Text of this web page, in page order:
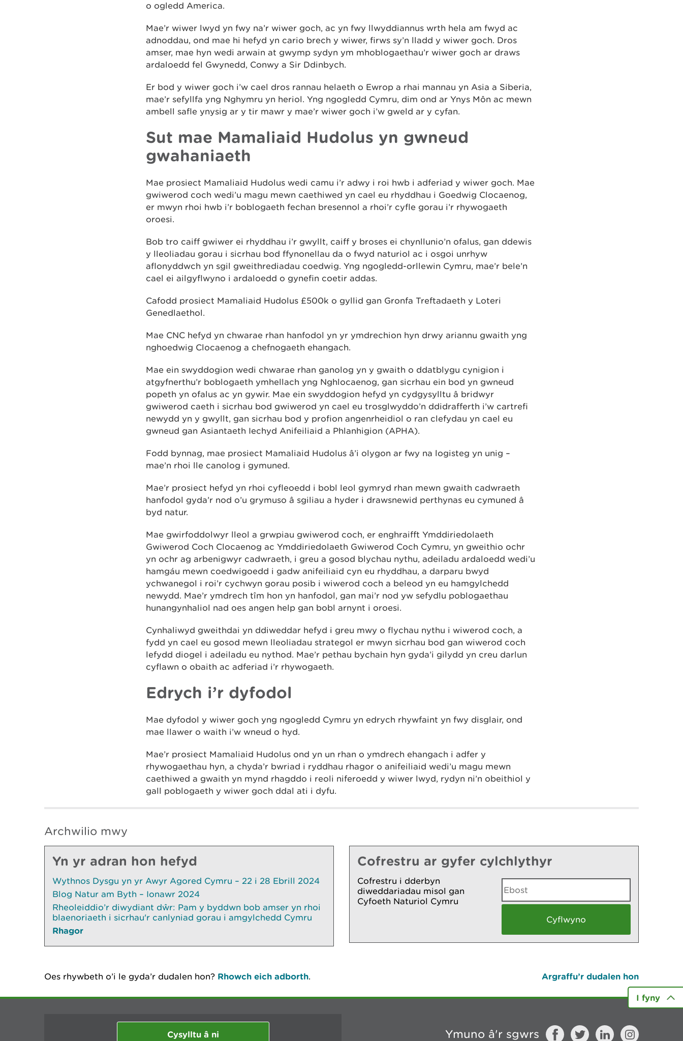
o ogledd America.
Mae’r wiwer lwyd yn fwy na’r wiwer goch, ac yn fwy llwyddiannus wrth hela am fwyd ac
adnoddau, ond mae hi hefyd yn cario brech y wiwer, firws sy’n lladd y wiwer goch. Dros
amser, mae hyn wedi arwain at gwymp sydyn ym mhoblogaethau’r wiwer goch ar draws
ardaloedd fel Gwynedd, Conwy a Sir Ddinbych.
Er bod y wiwer goch i’w cael dros rannau helaeth o Ewrop a rhai mannau yn Asia a Siberia,
mae’r sefyllfa yng Nghymru yn heriol. Yng ngogledd Cymru, dim ond ar Ynys Môn ac mewn
ambell safle ynysig ar y tir mawr y mae’r wiwer goch i’w gweld ar y cyfan.
Sut mae Mamaliaid Hudolus yn gwneud
gwahaniaeth
Mae prosiect Mamaliaid Hudolus wedi camu i’r adwy i roi hwb i adferiad y wiwer goch. Mae
gwiwerod coch wedi’u magu mewn caethiwed yn cael eu rhyddhau i Goedwig Clocaenog,
er mwyn rhoi hwb i’r boblogaeth fechan bresennol a rhoi’r cyfle gorau i’r rhywogaeth
oroesi.
Bob tro caiff gwiwer ei rhyddhau i’r gwyllt, caiff y broses ei chynllunio’n ofalus, gan ddewis
y lleoliadau gorau i sicrhau bod ffynonellau da o fwyd naturiol ac i osgoi unrhyw
aflonyddwch yn sgil gweithrediadau coedwig. Yng ngogledd-orllewin Cymru, mae’r bele’n
cael ei ailgyflwyno i ardaloedd o gynefin coetir addas.
Cafodd prosiect Mamaliaid Hudolus £500k o gyllid gan Gronfa Treftadaeth y Loteri
Genedlaethol.
Mae CNC hefyd yn chwarae rhan hanfodol yn yr ymdrechion hyn drwy ariannu gwaith yng
nghoedwig Clocaenog a chefnogaeth ehangach.
Mae ein swyddogion wedi chwarae rhan ganolog yn y gwaith o ddatblygu cynigion i
atgyfnerthu’r boblogaeth ymhellach yng Nghlocaenog, gan sicrhau ein bod yn gwneud
popeth yn ofalus ac yn gywir. Mae ein swyddogion hefyd yn cydgysylltu â bridwyr
gwiwerod caeth i sicrhau bod gwiwerod yn cael eu trosglwyddo’n ddidrafferth i’w cartrefi
newydd yn y gwyllt, gan sicrhau bod y profion angenrheidiol o ran clefydau yn cael eu
gwneud gan Asiantaeth Iechyd Anifeiliaid a Phlanhigion (APHA).
Fodd bynnag, mae prosiect Mamaliaid Hudolus â’i olygon ar fwy na logisteg yn unig –
mae’n rhoi lle canolog i gymuned.
Mae’r prosiect hefyd yn rhoi cyfleoedd i bobl leol gymryd rhan mewn gwaith cadwraeth
hanfodol gyda’r nod o’u grymuso â sgiliau a hyder i drawsnewid perthynas eu cymuned â
byd natur.
Mae gwirfoddolwyr lleol a grwpiau gwiwerod coch, er enghraifft Ymddiriedolaeth
Gwiwerod Coch Clocaenog ac Ymddiriedolaeth Gwiwerod Coch Cymru, yn gweithio ochr
yn ochr ag arbenigwyr cadwraeth, i greu a gosod blychau nythu, adeiladu ardaloedd wedi’u
hamgáu mewn coedwigoedd i gadw anifeiliaid cyn eu rhyddhau, a darparu bwyd
ychwanegol i roi’r cychwyn gorau posib i wiwerod coch a beleod yn eu hamgylchedd
newydd. Mae’r ymdrech tîm hon yn hanfodol, gan mai’r nod yw sefydlu poblogaethau
hunangynhaliol nad oes angen help gan bobl arnynt i oroesi.
Cynhaliwyd gweithdai yn ddiweddar hefyd i greu mwy o flychau nythu i wiwerod coch, a
fydd yn cael eu gosod mewn lleoliadau strategol er mwyn sicrhau bod gan wiwerod coch
lefydd diogel i adeiladu eu nythod. Mae’r pethau bychain hyn gyda’i gilydd yn creu darlun
cyflawn o obaith ac adferiad i’r rhywogaeth.
Edrych i’r dyfodol
Mae dyfodol y wiwer goch yng ngogledd Cymru yn edrych rhywfaint yn fwy disglair, ond
mae llawer o waith i’w wneud o hyd.
Mae’r prosiect Mamaliaid Hudolus ond yn un rhan o ymdrech ehangach i adfer y
rhywogaethau hyn, a chyda’r bwriad i ryddhau rhagor o anifeiliaid wedi’u magu mewn
caethiwed a gwaith yn mynd rhagddo i reoli niferoedd y wiwer lwyd, rydyn ni’n obeithiol y
gall poblogaeth y wiwer goch ddal ati i dyfu.
Archwilio mwy
Yn yr adran hon hefyd
Wythnos Dysgu yn yr Awyr Agored Cymru – 22 i 28 Ebrill 2024
Blog Natur am Byth – Ionawr 2024
Rheoleiddio’r diwydiant dŵr: Pam y byddwn bob amser yn rhoi
blaenoriaeth i sicrhau'r canlyniad gorau i amgylchedd Cymru
Rhagor
Cofrestru ar gyfer cylchlythyr
Cofrestru i dderbyn
diweddariadau misol gan
Cyfoeth Naturiol Cymru
Oes rhywbeth o’i le gyda’r dudalen hon? Rhowch eich adborth. Argraffu’r dudalen hon
I fyny
Cysylltu â ni Ymuno â'r sgwrs